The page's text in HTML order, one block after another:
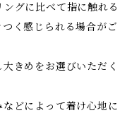
グに比べて指に触れる
く感じられる場合がご
きめをお選びいただく
どによって着け心地に